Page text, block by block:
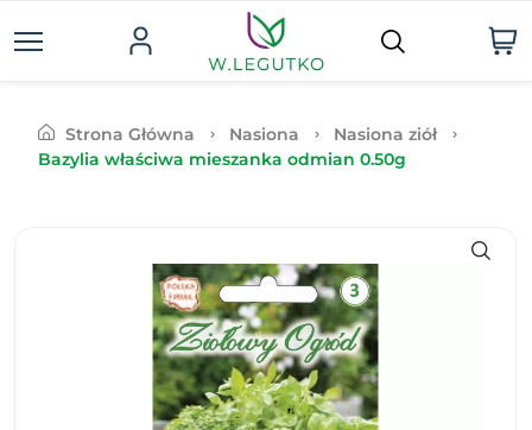
Strona Główna Nasiona
Nasiona ziół
Bazylia właściwa mieszanka odmian 0.50g